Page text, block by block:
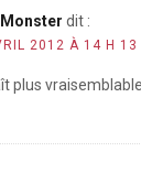
dit :
2012 À 14 H 13
plus